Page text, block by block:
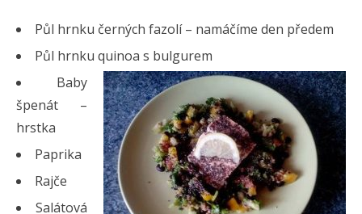
Půl hrnku černých fazolí – namáčíme den předem
Půl hrnku quinoa s bulgurem
Baby
špenát –
hrstka
Paprika
Rajče
Salátová